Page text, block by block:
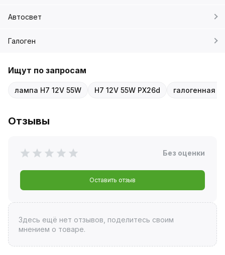
Автосвет
Галоген
Ищут по запросам
лампа H7 12V 55W H7 12V 55W PX26d галогенная
Отзывы
Без оценки
Оставить отзыв
Здесь ещё нет отзывов, поделитесь своим
мнением о товаре.